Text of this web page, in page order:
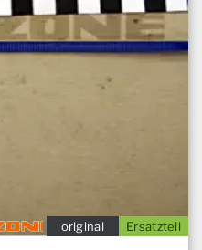
Ersatzteil
original